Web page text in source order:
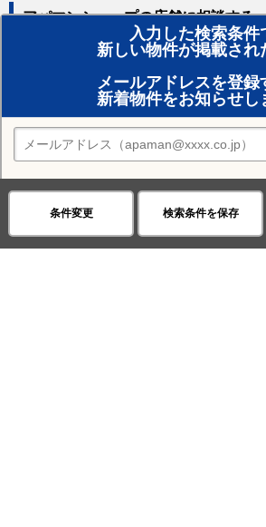
条件変更 検索条件を保存
入力した検索条件
新しい物件が掲載され
メールアドレスを登録
新着物件をお知らせし
スマートフォン
プライバシーポリシー
アパマンショップの店舗に相談する
賃貸のプロがお部屋探し！
おまかせ物件リクエスト
住みたい街の店舗を探す
店舗検索
住む街研究所で大津市の情報を見る